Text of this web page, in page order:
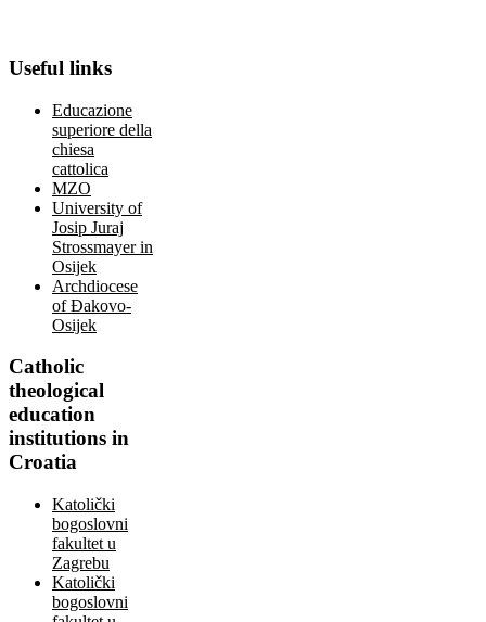
Useful links
Educazione
superiore della
chiesa
cattolica
MZO
University of
Josip Juraj
Strossmayer in
Osijek
Archdiocese
of Đakovo-
Osijek
Catholic
theological
education
institutions in
Croatia
Katolički
bogoslovni
fakultet u
Zagrebu
Katolički
bogoslovni